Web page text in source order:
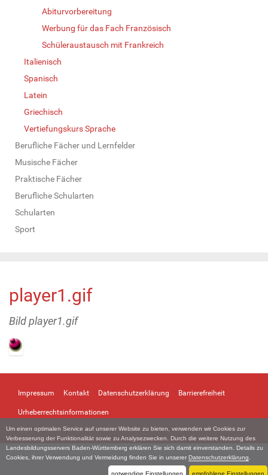
Um einen optimalen Service auf unserer Website zu bieten, verwenden wir Cookies zur
Verbesserung der Funktionalität sowie zu Analysezwecken. Durch die weitere Nutzung des
Landesbildungsservers Baden-Württemberg erklären Sie sich damit einverstanden. Details zu
Cookies, ihrer Verwendung und Vermeidung finden Sie in unserer Datenschutzerklärung
notwendige Einstellungen empfohlene Einstellungen
Abiturvorbereitung
Werbung für das Fach Französisch
Schüleraustausch mit Frankreich
Italienisch
Spanisch
Latein
Griechisch
Vertiefungskurs Sprache
Berufliche Fächer und Lernfelder
Musische Fächer
Praktische Fächer
Berufliche Schularten
Schularten
Sport
player1.gif
Bild player1.gif
e
g
e
B
i
d
Impressum Kontakt Datenschutzerklärung Barrierefreiheit
Urheberrechtsinformationen